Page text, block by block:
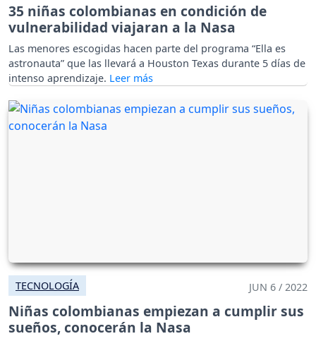
35 niñas colombianas en condición de
vulnerabilidad viajaran a la Nasa
Las menores escogidas hacen parte del programa “Ella es
astronauta” que las llevará a Houston Texas durante 5 días de
intenso aprendizaje.
TECNOLOGÍA JUN 6 / 2022
Niñas colombianas empiezan a cumplir sus
sueños, conocerán la Nasa